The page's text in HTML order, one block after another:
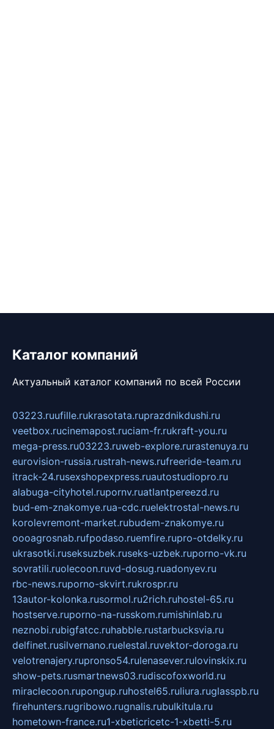
Каталог компаний
Актуальный каталог компаний по всей России
03223.ruufille.rukrasotata.ruprazdnikdushi.ru
veetbox.rucinemapost.ruciam-fr.rukraft-you.ru
mega-press.ru03223.ruweb-explore.rurastenuya.ru
eurovision-russia.rustrah-news.rufreeride-team.ru
itrack-24.rusexshopexpress.ruautostudiopro.ru
alabuga-cityhotel.rupornv.ruatlantpereezd.ru
bud-em-znakomye.rua-cdc.ruelektrostal-news.ru
korolevremont-market.rubudem-znakomye.ru
oooagrosnab.rufpodaso.ruemfire.rupro-otdelky.ru
ukrasotki.ruseksuzbek.ruseks-uzbek.ruporno-vk.ru
sovratili.ruolecoon.ruvd-dosug.ruadonyev.ru
rbc-news.ruporno-skvirt.rukrospr.ru
13autor-kolonka.rusormol.ru2rich.ruhostel-65.ru
hostserve.ruporno-na-russkom.rumishinlab.ru
neznobi.rubigfatcc.ruhabble.rustarbucksvia.ru
delfinet.rusilvernano.ruelestal.ruvektor-doroga.ru
velotrenajery.rupronso54.rulenasever.rulovinskix.ru
show-pets.rusmartnews03.rudiscofoxworld.ru
miraclecoon.rupongup.ruhostel65.ruliura.ruglasspb.ru
firehunters.rugribowo.rugnalis.rubulkitula.ru
hometown-france.ru1-xbeticricetc-1-xbetti-5.ru